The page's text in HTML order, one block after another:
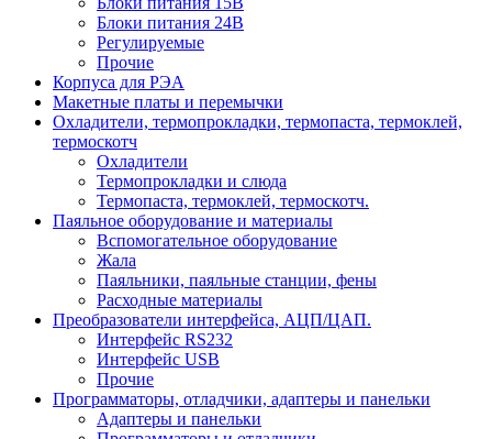
Блоки питания 24В
Регулируемые
Прочие
Корпуса для РЭА
Макетные платы и перемычки
Охладители, термопрокладки, термопаста, термоклей,
термоскотч
Охладители
Термопрокладки и слюда
Термопаста, термоклей, термоскотч.
Паяльное оборудование и материалы
Вспомогательное оборудование
Жала
Паяльники, паяльные станции, фены
Расходные материалы
Преобразователи интерфейса, АЦП/ЦАП.
Интерфейс RS232
Интерфейс USB
Прочие
Программаторы, отладчики, адаптеры и панельки
Адаптеры и панельки